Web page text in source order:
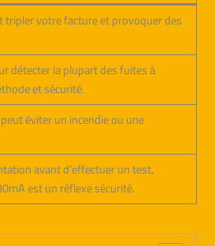
tripler votre facture et provoquer des
détecter la plupart des fuites à
et sécurité.
éviter un incendie ou une
avant d’effectuer un test,
est un réflexe sécurité.